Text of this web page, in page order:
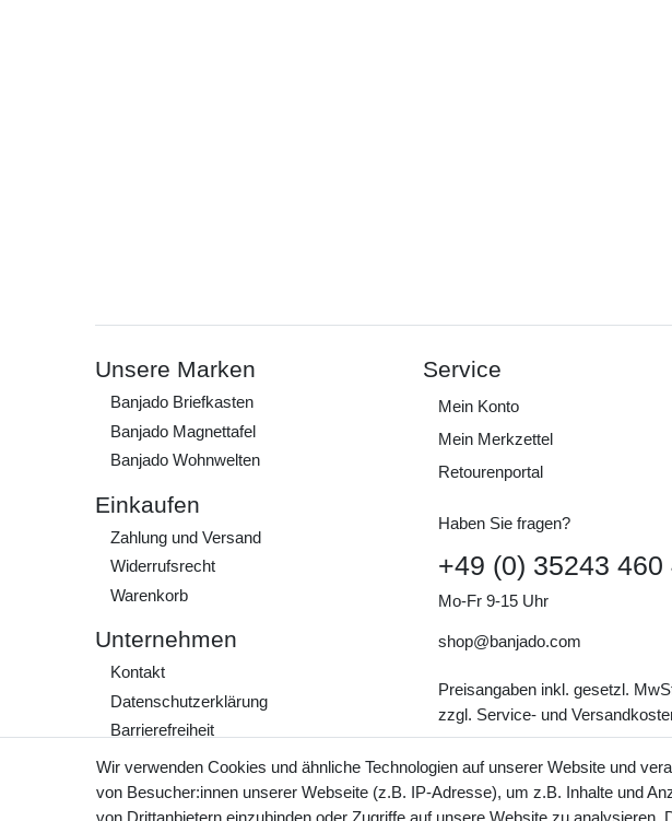
Unsere Marken
Banjado Briefkasten
Banjado Magnettafel
Banjado Wohnwelten
Einkaufen
Zahlung und Versand
Widerrufs­recht
Warenkorb
Unternehmen
Kontakt
Daten­schutz­erklärung
Barrierefreiheit
AGB
Impressum
Service
Mein Konto
Mein Merkzettel
Retourenportal
Haben Sie fragen?
+49 (0) 35243 460
Mo-Fr 9-15 Uhr
shop@banjado.com
Preisangaben inkl. gesetzl.
zzgl. Service- und
Wir verwenden Cookies und ähnliche Technologien auf unserer Website und
von Besucher:innen unserer Webseite (z.B. IP-Adresse), um z.B. Inhalte und
von Drittanbietern einzubinden oder Zugriffe auf unsere Website zu analysieren.